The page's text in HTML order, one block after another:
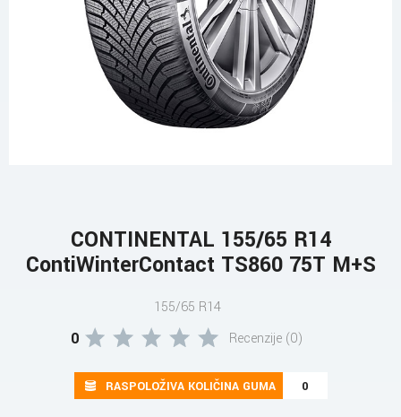
CONTINENTAL 155/65 R14
ContiWinterContact TS860 75T M+S
155/65 R14
0 Recenzije (0)
RASPOLOŽIVA KOLIČINA GUMA 0